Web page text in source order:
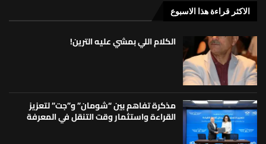
الاكثر قراءة هذا الاسبوع
الكلام اللي بمشي عليه الترين!
مذكرة تفاهم بين “شومان” و”جت” لتعزيز
القراءة واستثمار وقت التنقل في المعرفة